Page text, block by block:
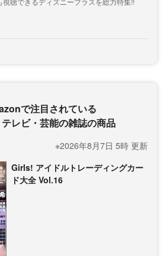
で注目されている
レビ・芸能の雑誌の商品
※2026年8月7日 5時 更新
Girls! アイドルトレーディングカー
ド大全 Vol.16